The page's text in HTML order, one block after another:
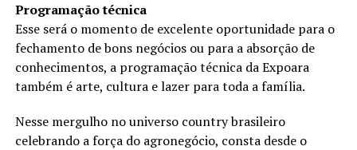
Programação técnica
Esse será o momento de excelente oportunidade para o
fechamento de bons negócios ou para a absorção de
conhecimentos, a programação técnica da Expoara
também é arte, cultura e lazer para toda a família.
Nesse mergulho no universo country brasileiro
celebrando a força do agronegócio, consta desde o